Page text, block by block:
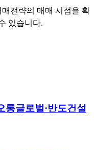
전략의 매매 시점을 확
있습니다.
롱글로벌·반도건설